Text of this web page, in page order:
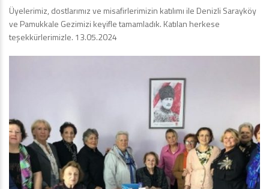
Üyelerimiz, dostlarımız ve misafirlerimizin katılımı ile Denizli Sarayköy
ve Pamukkale Gezimizi keyifle tamamladık. Katılan herkese
teşekkürlerimizle. 13.05.2024